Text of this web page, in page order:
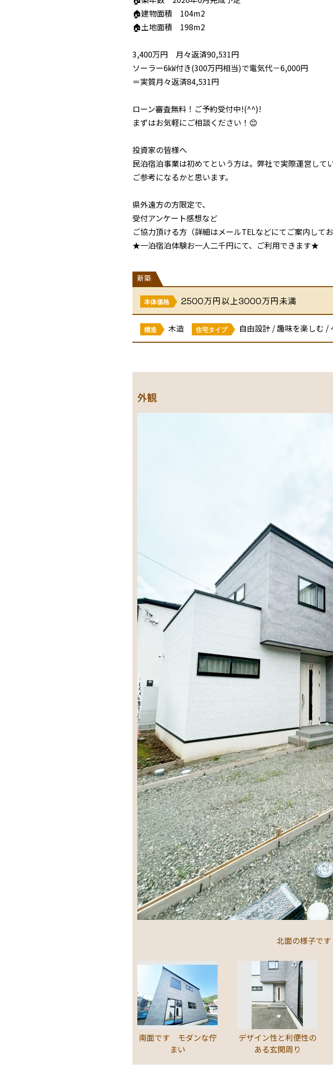
🏠建物面積 104m2
🏠土地面積 198m2
3,400万円 月々返済90,531円
ソーラー6㎾付き(300万円相当)で電気代－6,000円
＝実質月々返済84,531円
ローン審査無料！ご予約受付中!(^^)!
まずはお気軽にご相談ください！😊
投資家の皆様へ
民泊宿泊事業は初めてという方は。弊社で実際運営して
ご参考になるかと思います。
県外遠方の方限定で、
受付アンケート感想など
ご協力頂ける方（詳細はメールTELなどにてご案内してお
★一泊宿泊体験お一人二千円にて、ご利用できます★
新築
本体価格 2500万円以上3000万円未満
構造 木造 住宅タイプ 自由設計 / 趣味を楽しむ /
外観
北面の様子で
南面です モダンな佇
まい
デザイン性と利便性の
ある玄関周り